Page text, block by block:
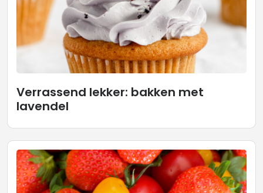
Verrassend lekker: bakken met
lavendel